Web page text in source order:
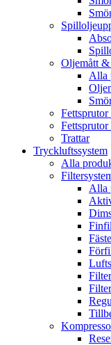
Oljemått
Alla
Fettsprutor
Trattar
Tryckluftssystem
Alla
Alla